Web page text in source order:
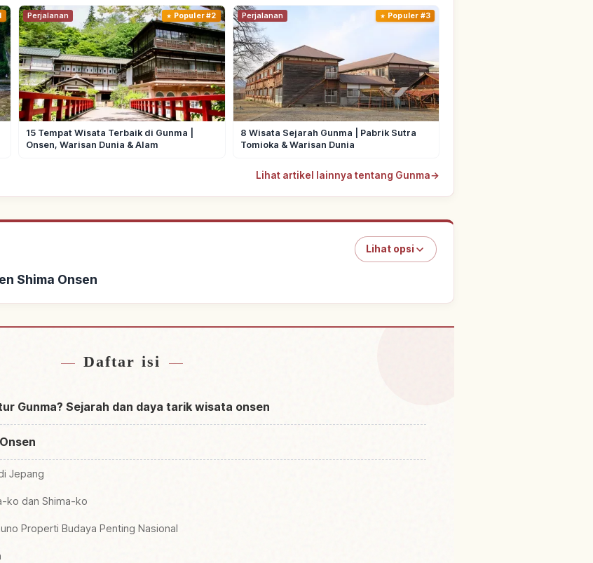
Perjalanan Populer #2
15 Tempat Wisata Terbaik di Gunma |
Onsen, Warisan Dunia & Alam
Perjalanan Populer #3
8 Wisata Sejarah Gunma | Pabrik Sutra
Tomioka & Warisan Dunia
Lihat artikel lainnya tentang Gunma→
Lihat opsi
Shima Onsen
Daftar isi
Gunma? Sejarah dan daya tarik wisata onsen
Jepang
ko dan Shima-ko
Properti Budaya Penting Nasional